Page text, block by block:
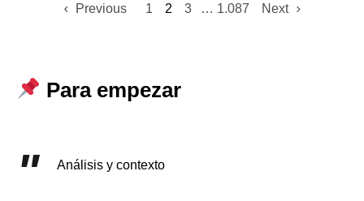
Previous 1 2 3 … 1.087 Next
Para empezar
Análisis y contexto